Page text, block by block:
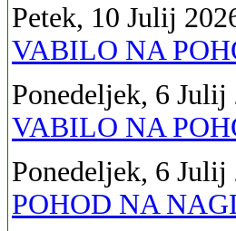
Petek, 10 Julij
VABILO NA
Ponedeljek, 6 Julij
VABILO NA
Ponedeljek, 6 Julij
POHOD NA